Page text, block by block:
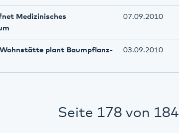
Medizinisches
07.09.2010
Wohnstätte plant Baumpflanz-
03.09.2010
Seite 178 von 184